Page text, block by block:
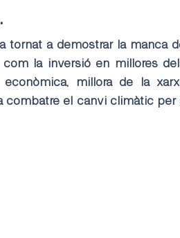
tornat a demostrar la manca
la inversió en millores
millora de la
combatre el canvi climàtic per